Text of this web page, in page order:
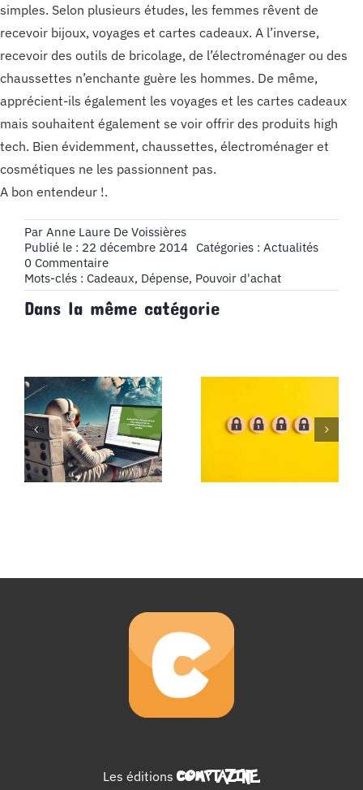
simples. Selon plusieurs études, les femmes rêvent de
recevoir bijoux, voyages et cartes cadeaux. A l’inverse,
recevoir des outils de bricolage, de l’électroménager ou des
chaussettes n’enchante guère les hommes. De même,
apprécient-ils également les voyages et les cartes cadeaux
mais souhaitent également se voir offrir des produits high
tech. Bien évidemment, chaussettes, électroménager et
cosmétiques ne les passionnent pas.
A bon entendeur !.
Par Anne Laure De Voissières
Publié le : 22 décembre 2014 Catégories : Actualités
0 Commentaireon
La
dépense
annuelle
Mots-clés : Cadeaux, Dépense, Pouvoir d'achat
Dans la même catégorie
Cours BTS CG
: Votre
plateforme
d’apprentissage
complète
pour le BTS
Comptabilité
et Gestion
protéger ses
Les éditions COMPTAZINE.